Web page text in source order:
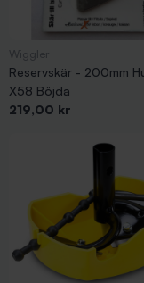
Reservskär - 200mm
X58 Böjda
Pris
219,00 kr